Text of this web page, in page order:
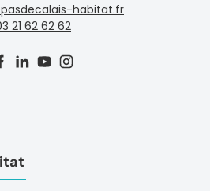
habitat.fr
21 62 62 62